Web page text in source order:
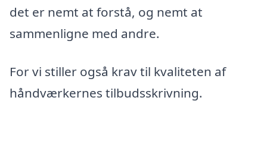
det er nemt at forstå, og nemt at
sammenligne med andre.
For vi stiller også krav til kvaliteten af
håndværkernes tilbudsskrivning.